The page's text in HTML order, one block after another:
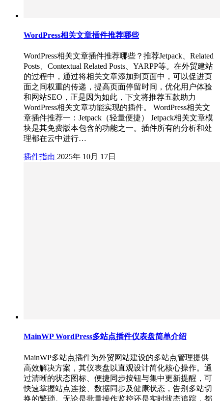
WordPress相关文章插件推荐哪些
WordPress相关文章插件推荐哪些？推荐Jetpack、Related
Posts、Contextual Related Posts、YARPP等。在外贸建站
的过程中，通过将相关文章添加到页面中，可以促进页
面之间权重的传递，提高页面停留时间，优化用户体验
和网站SEO，正是因为如此，下文将推荐五款助力
WordPress相关文章功能实现的插件。 WordPress相关文
章插件推荐一：Jetpack（轻量便捷） Jetpack相关文章模
块是其免费版本包含的功能之一。插件所有的分析和处
理都在云中进行…
插件指南 2025年 10月 17日
MainWP WordPress多站点插件仪表盘简单介绍
MainWP多站点插件为外贸网站建设的多站点管理提供
高效解决方案，其仪表盘以直观设计简化核心操作。通
过清晰的状态图标、便捷同步按钮与集中更新提醒，可
快速掌握站点连接、数据同步及健康状态，告别多站切
换的繁琐。无论是批量操作监控还是实时状态追踪，都